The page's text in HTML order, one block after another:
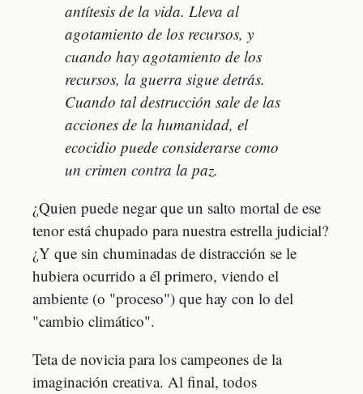
antítesis de la vida. Lleva al
agotamiento de los recursos, y
cuando hay agotamiento de los
recursos, la guerra sigue detrás.
Cuando tal destrucción sale de las
acciones de la humanidad, el
ecocidio puede considerarse como
un crimen contra la paz.
¿Quien puede negar que un salto mortal de ese
tenor está chupado para nuestra estrella judicial?
¿Y que sin chuminadas de distracción se le
hubiera ocurrido a él primero, viendo el
ambiente (o "proceso") que hay con lo del
"cambio climático".
Teta de novicia para los campeones de la
imaginación creativa. Al final, todos